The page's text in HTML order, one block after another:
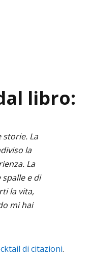
libro:
storie. La
la
La
e di
la vita,
mi hai
di citazioni.